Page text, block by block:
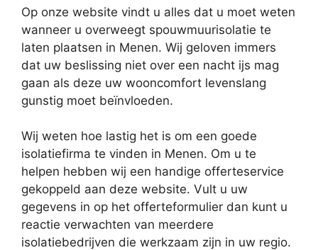
Op onze website vindt u alles dat u moet weten
wanneer u overweegt spouwmuurisolatie te
laten plaatsen in Menen. Wij geloven immers
dat uw beslissing niet over een nacht ijs mag
gaan als deze uw wooncomfort levenslang
gunstig moet beïnvloeden.
Wij weten hoe lastig het is om een goede
isolatiefirma te vinden in Menen. Om u te
helpen hebben wij een handige offerteservice
gekoppeld aan deze website. Vult u uw
gegevens in op het offerteformulier dan kunt u
reactie verwachten van meerdere
isolatiebedrijven die werkzaam zijn in uw regio.